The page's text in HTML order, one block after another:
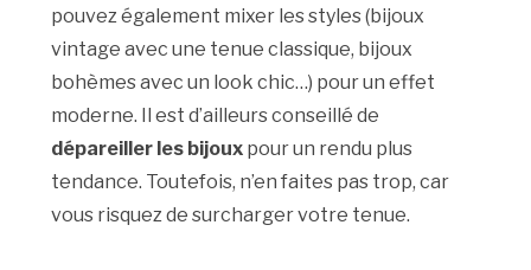
pouvez également mixer les styles (bijoux
vintage avec une tenue classique, bijoux
bohèmes avec un look chic…) pour un effet
moderne. Il est d’ailleurs conseillé de
dépareiller les bijoux pour un rendu plus
tendance. Toutefois, n’en faites pas trop, car
vous risquez de surcharger votre tenue.